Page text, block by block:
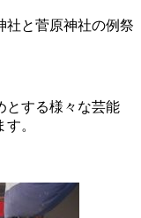
社と菅原神社の例祭
とする様々な芸能
。